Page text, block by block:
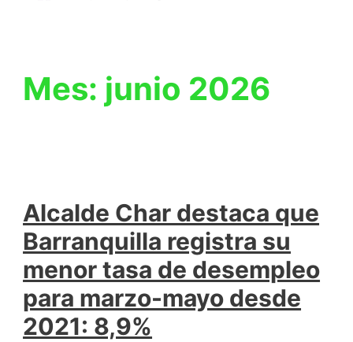
Mes: junio 2026
Alcalde Char destaca que
Barranquilla registra su
menor tasa de desempleo
para marzo-mayo desde
2021: 8,9%